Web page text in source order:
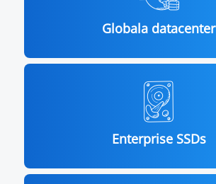
Globala datacenter
Enterprise SSDs